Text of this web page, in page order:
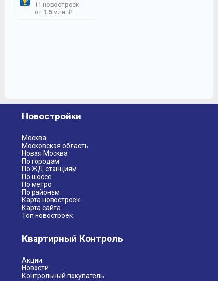
11 новостроек
от 1.5 млн. ₽
Новостройки
Москва
Московская область
Новая Москва
По городам
По ЖД станциям
По шоссе
По метро
По районам
Карта новостроек
Карта сайта
Топ новостроек
Квартирный Контроль
Акции
Новости
Контрольный покупатель